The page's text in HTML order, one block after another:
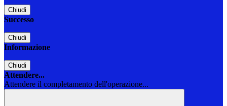
Chiudi
Successo
Chiudi
Informazione
Chiudi
Attendere...
Attendere il completamento dell'operazione...